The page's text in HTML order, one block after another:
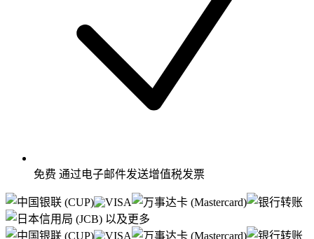
免费 通过电子邮件发送增值税发票
以及更多